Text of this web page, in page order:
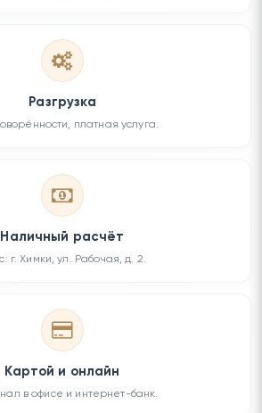
Разгрузка
платная услуга.
Наличный расчёт
г. Химки, ул. Рабочая, д. 2.
Картой и онлайн
в офисе и интернет-банк.